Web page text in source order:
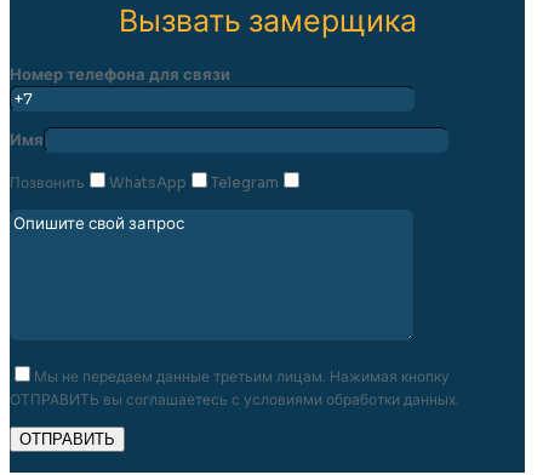
Вызвать замерщика
Номер телефона для связи
Имя
Позвонить WhatsApp Telegram
Мы не передаем данные третьим лицам. Нажимая кнопку
ОТПРАВИТЬ вы соглашаетесь с условиями обработки данных.